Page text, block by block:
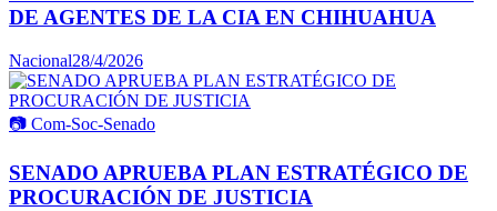
DE AGENTES DE LA CIA EN CHIHUAHUA
Nacional28/4/2026
📷 Com-Soc-Senado
SENADO APRUEBA PLAN ESTRATÉGICO DE
PROCURACIÓN DE JUSTICIA